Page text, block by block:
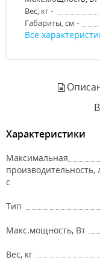
Вес, кг -
Габариты, см -
Все
Характеристики
Максимальная
производительность,
с
Тип
Макс.мощность, Вт
Вес, кг